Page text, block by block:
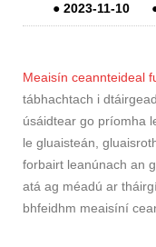
● 2023-11-10
Meaisín ceannteideal
tábhachtach i
úsáidtear go príomha
le gluaisteán,
forbairt leanúnach an
atá ag méadú ar
bhfeidhm meaisíní